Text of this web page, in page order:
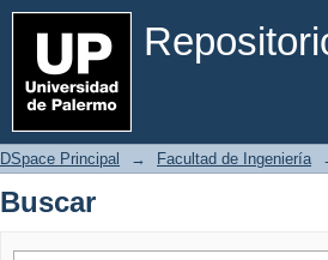
Buscar
DSpace Principal → Facultad de Ingeniería
Buscar